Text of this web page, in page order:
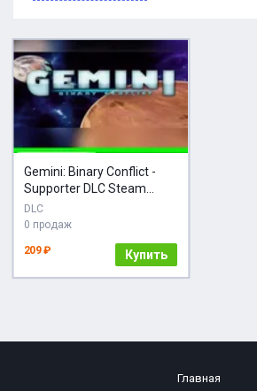
Gemini: Binary Conflict -
Supporter DLC Steam
КЛЮЧ
DLC
0 продаж
209 ₽ Купить
Главная